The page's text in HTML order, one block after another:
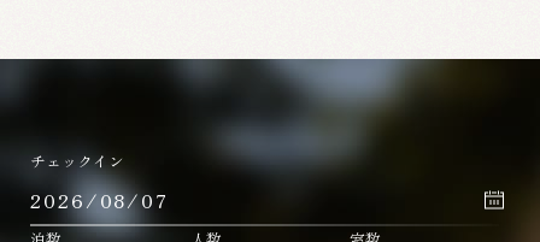
チェックイン